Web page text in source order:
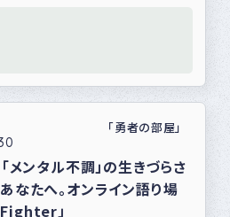
「勇者の部屋」
メンタル不調」の生きづらさ
なたへ。オンライン語り場
」